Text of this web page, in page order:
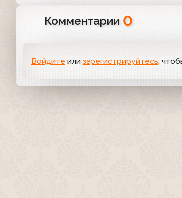
Комментарии 0
Войдите или зарегистрируйтесь,